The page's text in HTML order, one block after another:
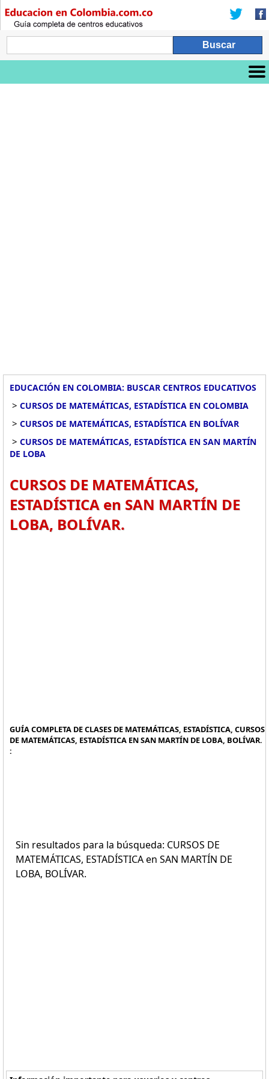
EDUCACIÓN EN COLOMBIA: BUSCAR CENTROS EDUCATIVOS
> CURSOS DE MATEMÁTICAS, ESTADÍSTICA EN COLOMBIA
> CURSOS DE MATEMÁTICAS, ESTADÍSTICA EN BOLÍVAR
> CURSOS DE MATEMÁTICAS, ESTADÍSTICA EN SAN MARTÍN
DE LOBA
CURSOS DE MATEMÁTICAS,
ESTADÍSTICA en SAN MARTÍN DE
LOBA, BOLÍVAR.
GUÍA COMPLETA DE CLASES DE MATEMÁTICAS, ESTADÍSTICA, CURSOS
DE MATEMÁTICAS, ESTADÍSTICA EN SAN MARTÍN DE LOBA, BOLÍVAR.
:
Sin resultados para la búsqueda: CURSOS DE
MATEMÁTICAS, ESTADÍSTICA en SAN MARTÍN DE
LOBA, BOLÍVAR.